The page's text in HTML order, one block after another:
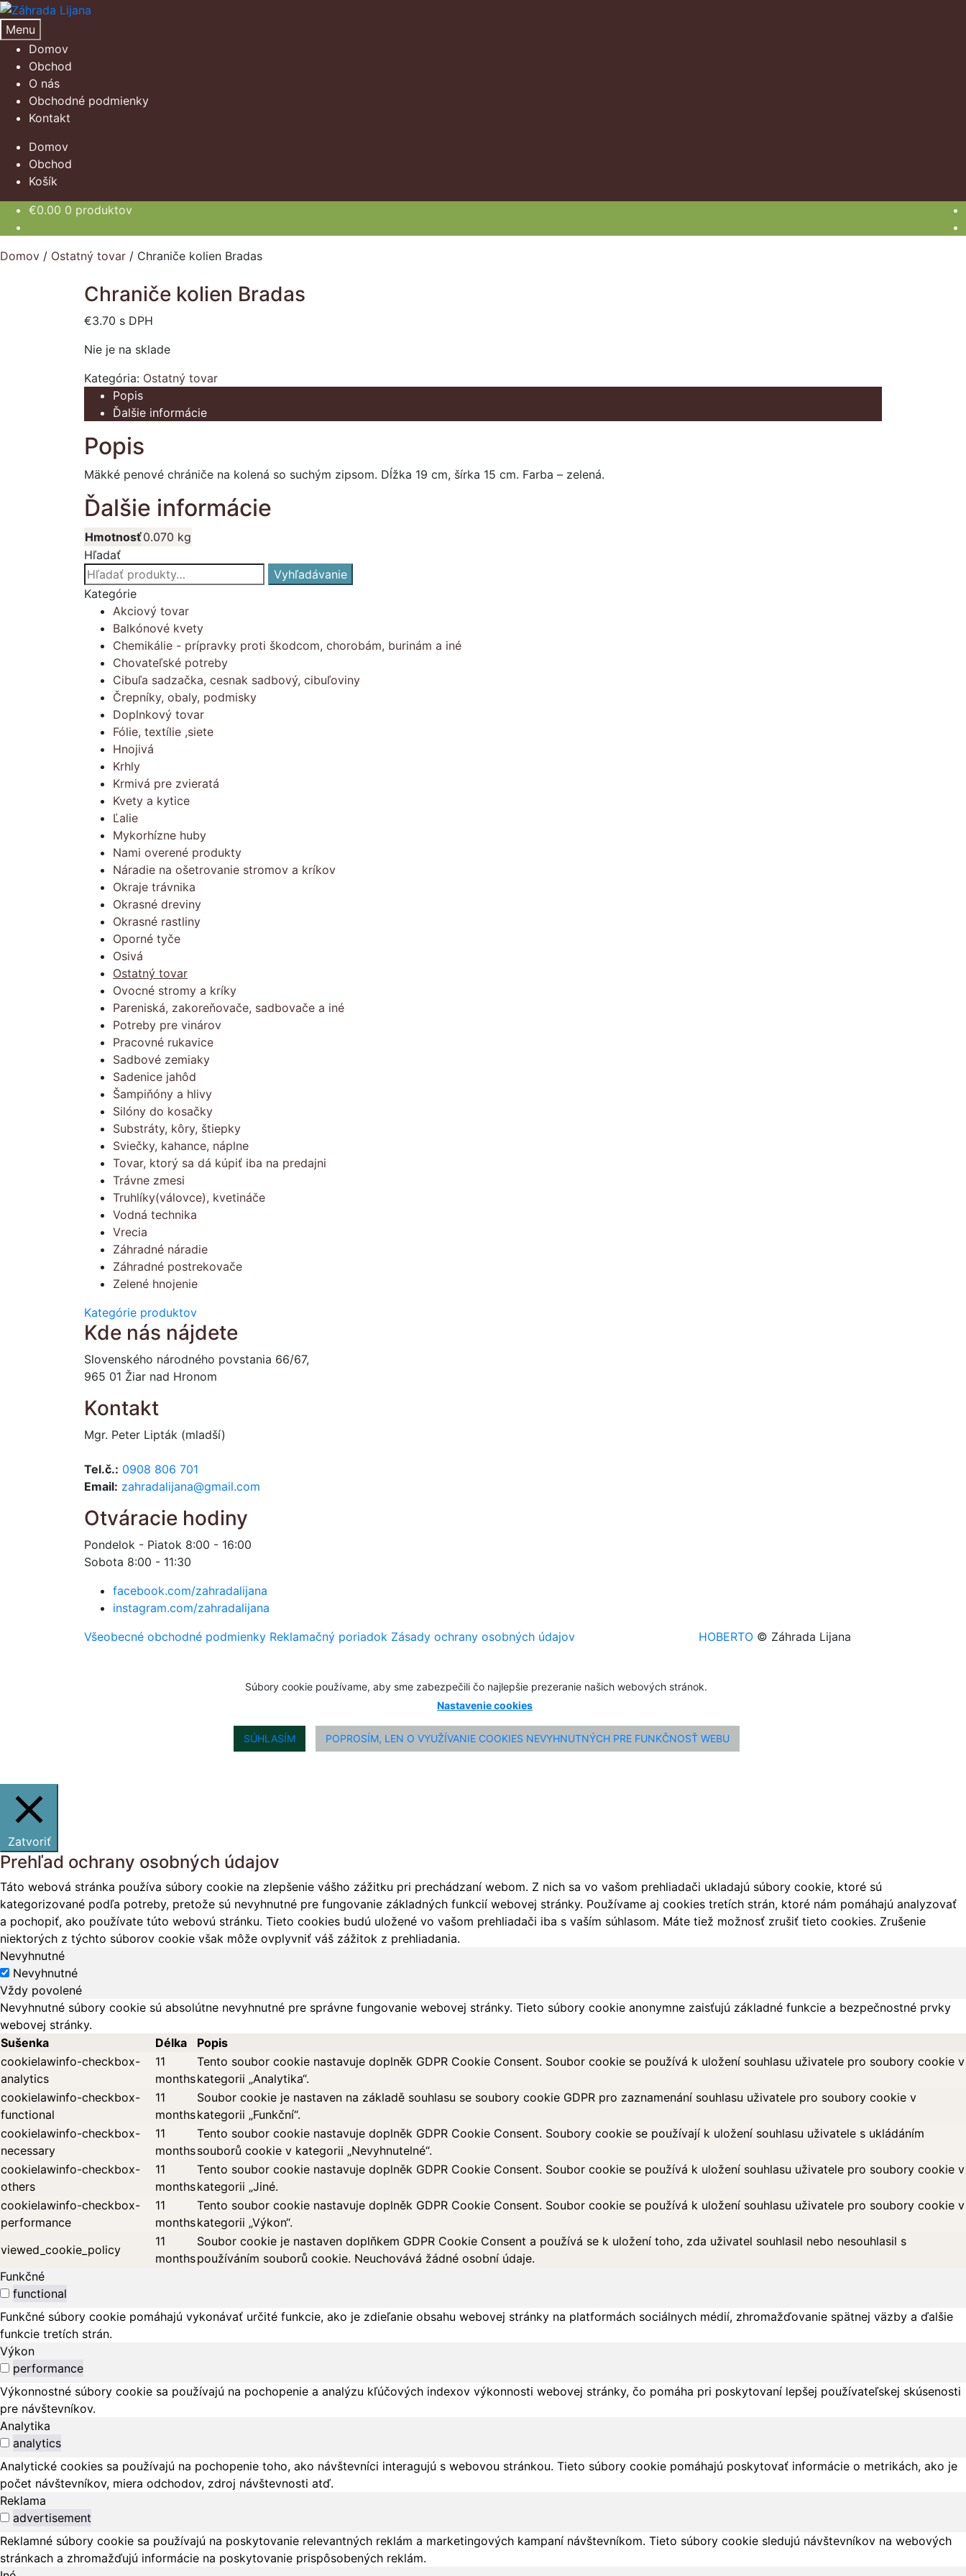
Preskočiť
na
navigáciu
Preskočiť
na
obsah
Menu
Domov
Obchod
O nás
Obchodné podmienky
Kontakt
Domov
Obchod
Košík
€0.00 0 produktov
Domov / Ostatný tovar / Chraniče kolien Bradas
Chraniče kolien Bradas
€3.70 s DPH
Nie je na sklade
Kategória: Ostatný tovar
Popis
Ďalšie informácie
Popis
Mäkké penové chrániče na kolená so suchým zipsom. Dĺžka 19 cm, šírka 15 cm. Farba – zelená.
Ďalšie informácie
Hmotnosť0.070 kg
Hľadať
Hľadať:
Vyhľadávanie
Kategórie
Akciový tovar
Balkónové kvety
Chemikálie - prípravky proti škodcom, chorobám, burinám a iné
Chovateľské potreby
Cibuľa sadzačka, cesnak sadbový, cibuľoviny
Črepníky, obaly, podmisky
Doplnkový tovar
Fólie, textílie ,siete
Hnojivá
Krhly
Krmivá pre zvieratá
Kvety a kytice
Ľalie
Mykorhízne huby
Nami overené produkty
Náradie na ošetrovanie stromov a kríkov
Okraje trávnika
Okrasné dreviny
Okrasné rastliny
Oporné tyče
Osivá
Ostatný tovar
Ovocné stromy a kríky
Pareniská, zakoreňovače, sadbovače a iné
Potreby pre vinárov
Pracovné rukavice
Sadbové zemiaky
Sadenice jahôd
Šampiňóny a hlivy
Silóny do kosačky
Substráty, kôry, štiepky
Sviečky, kahance, náplne
Tovar, ktorý sa dá kúpiť iba na predajni
Trávne zmesi
Truhlíky(válovce), kvetináče
Vodná technika
Vrecia
Záhradné náradie
Záhradné postrekovače
Zelené hnojenie
Kategórie produktov
Kde nás nájdete
Slovenského národného povstania 66/67,
965 01 Žiar nad Hronom
Kontakt
Mgr. Peter Lipták (mladší)
Tel.č.: 0908 806 701
Email: zahradalijana@gmail.com
Otváracie hodiny
Pondelok - Piatok 8:00 - 16:00
Sobota 8:00 - 11:30
facebook.com/zahradalijana
instagram.com/zahradalijana
Všeobecné obchodné podmienky Reklamačný poriadok Zásady ochrany osobných údajov HOBERTO © Záhrada Lijana
Súbory cookie používame, aby sme zabezpečili čo najlepšie prezeranie našich webových stránok.
Nastavenie cookies
SÚHLASÍM POPROSÍM, LEN O VYUŽÍVANIE COOKIES NEVYHNUTNÝCH PRE FUNKČNOSŤ WEBU
Zatvoriť
Prehľad ochrany osobných údajov
Táto webová stránka používa súbory cookie na zlepšenie vášho zážitku pri prechádzaní webom. Z nich sa vo vašom prehliadači ukladajú súbory cookie, ktoré sú
kategorizované podľa potreby, pretože sú nevyhnutné pre fungovanie základných funkcií webovej stránky. Používame aj cookies tretích strán, ktoré nám pomáhajú analyzovať
a pochopiť, ako používate túto webovú stránku. Tieto cookies budú uložené vo vašom prehliadači iba s vaším súhlasom. Máte tiež možnosť zrušiť tieto cookies. Zrušenie
niektorých z týchto súborov cookie však môže ovplyvniť váš zážitok z prehliadania.
Nevyhnutné
Nevyhnutné
Vždy povolené
Nevyhnutné súbory cookie sú absolútne nevyhnutné pre správne fungovanie webovej stránky. Tieto súbory cookie anonymne zaisťujú základné funkcie a bezpečnostné prvky
webovej stránky.
Sušenka
Délka
Popis
cookielawinfo-checkbox-
analytics
11
months
Tento soubor cookie nastavuje doplněk GDPR Cookie Consent. Soubor cookie se používá k uložení souhlasu uživatele pro soubory cookie v
kategorii „Analytika“.
cookielawinfo-checkbox-
functional
11
months
Soubor cookie je nastaven na základě souhlasu se soubory cookie GDPR pro zaznamenání souhlasu uživatele pro soubory cookie v
kategorii „Funkční“.
cookielawinfo-checkbox-
necessary
11
months
Tento soubor cookie nastavuje doplněk GDPR Cookie Consent. Soubory cookie se používají k uložení souhlasu uživatele s ukládáním
souborů cookie v kategorii „Nevyhnutelné“.
cookielawinfo-checkbox-
others
11
months
Tento soubor cookie nastavuje doplněk GDPR Cookie Consent. Soubor cookie se používá k uložení souhlasu uživatele pro soubory cookie v
kategorii „Jiné.
cookielawinfo-checkbox-
performance
11
months
Tento soubor cookie nastavuje doplněk GDPR Cookie Consent. Soubor cookie se používá k uložení souhlasu uživatele pro soubory cookie v
kategorii „Výkon“.
viewed_cookie_policy
11
months
Soubor cookie je nastaven doplňkem GDPR Cookie Consent a používá se k uložení toho, zda uživatel souhlasil nebo nesouhlasil s
používáním souborů cookie. Neuchovává žádné osobní údaje.
Funkčné
functional
Funkčné súbory cookie pomáhajú vykonávať určité funkcie, ako je zdieľanie obsahu webovej stránky na platformách sociálnych médií, zhromažďovanie spätnej väzby a ďalšie
funkcie tretích strán.
Výkon
performance
Výkonnostné súbory cookie sa používajú na pochopenie a analýzu kľúčových indexov výkonnosti webovej stránky, čo pomáha pri poskytovaní lepšej používateľskej skúsenosti
pre návštevníkov.
Analytika
analytics
Analytické cookies sa používajú na pochopenie toho, ako návštevníci interagujú s webovou stránkou. Tieto súbory cookie pomáhajú poskytovať informácie o metrikách, ako je
počet návštevníkov, miera odchodov, zdroj návštevnosti atď.
Reklama
advertisement
Reklamné súbory cookie sa používajú na poskytovanie relevantných reklám a marketingových kampaní návštevníkom. Tieto súbory cookie sledujú návštevníkov na webových
stránkach a zhromažďujú informácie na poskytovanie prispôsobených reklám.